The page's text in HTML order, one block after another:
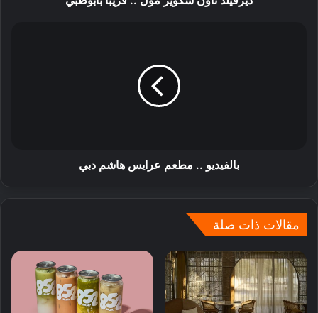
بالفيديو .. مطعم عرايس هاشم دبي
مقالات ذات صلة